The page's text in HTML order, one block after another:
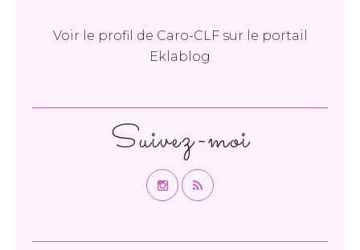
Suivez-moi
Voir le profil de Caro-CLFsur le portail
Eklablog